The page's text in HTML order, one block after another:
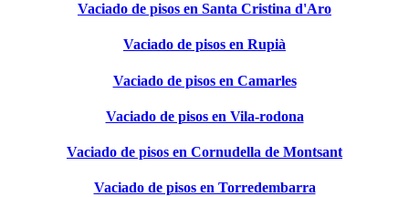
Vaciado de pisos en Santa Cristina d'Aro
Vaciado de pisos en Rupià
Vaciado de pisos en Camarles
Vaciado de pisos en Vila-rodona
Vaciado de pisos en Cornudella de Montsant
Vaciado de pisos en Torredembarra